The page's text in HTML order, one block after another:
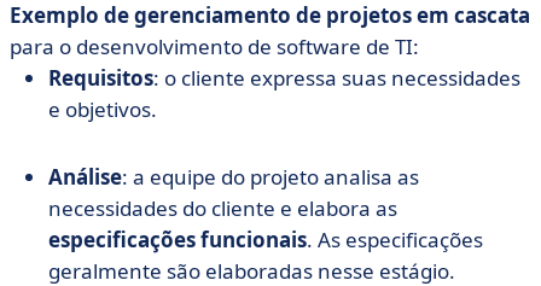
Exemplo de gerenciamento de projetos em cascata
para o desenvolvimento de software de TI:
Requisitos: o cliente expressa suas necessidades
e objetivos.
Análise: a equipe do projeto analisa as
necessidades do cliente e elabora as
especificações funcionais. As especificações
geralmente são elaboradas nesse estágio.